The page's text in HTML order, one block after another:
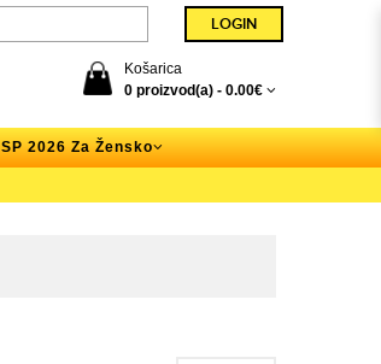
Košarica
0 proizvod(a) - 0.00€
SP 2026 Za Žensko